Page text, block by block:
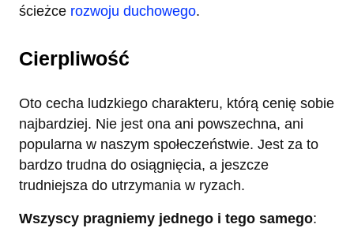
ścieżce rozwoju duchowego.
Cierpliwość
Oto cecha ludzkiego charakteru, którą cenię sobie
najbardziej. Nie jest ona ani powszechna, ani
popularna w naszym społeczeństwie. Jest za to
bardzo trudna do osiągnięcia, a jeszcze
trudniejsza do utrzymania w ryzach.
Wszyscy pragniemy jednego i tego samego: